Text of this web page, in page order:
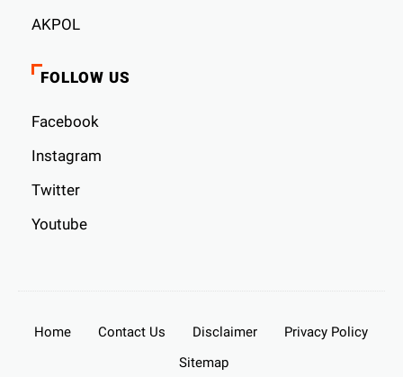
AKPOL
FOLLOW US
Facebook
Instagram
Twitter
Youtube
Home Contact Us Disclaimer
Privacy Policy
Sitemap